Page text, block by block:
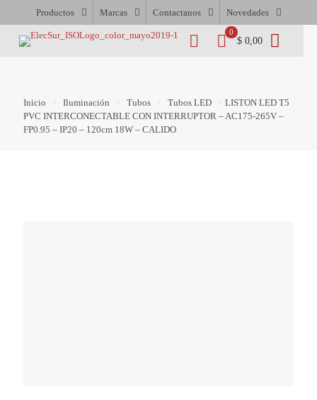
Productos Marcas Contactanos Novedades
0
$ 0,00
Inicio Iluminación Tubos Tubos LED
LISTON LED T5
PVC INTERCONECTABLE CON INTERRUPTOR – AC175-265V –
FP0.95 – IP20 – 120cm 18W – CALIDO